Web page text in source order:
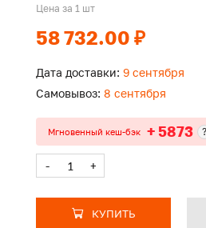
Цена за 1 шт
58 732.00 ₽
Дата доставки: 9 сентября
Самовывоз: 8 сентября
Мгновенный кеш-бэк + 5873 ?
- +
КУПИТЬ